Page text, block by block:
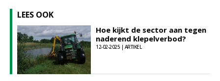
LEES OOK
Hoe kijkt de sector aan tegen
naderend klepelverbod?
12-02-2025 | ARTIKEL